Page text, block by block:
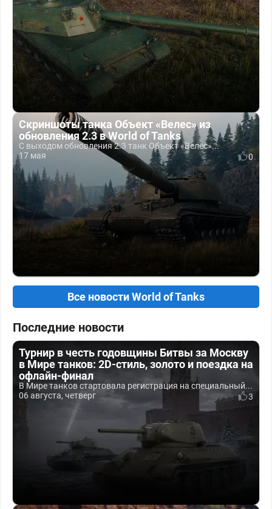
Скриншоты танка Объект «Велес» из
обновления 2.3 в World of Tanks
С выходом обновления 2.3 танк Объект «Велес»...
17 мая
0
Все новости World of Tanks
Последние новости
Турнир в честь годовщины Битвы за Москву
в Мире танков: 2D-стиль, золото и поездка на
офлайн-финал
В Мире танков стартовала регистрация на специальный...
06 августа, четверг
3